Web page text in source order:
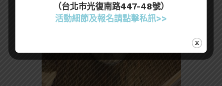
（台北市光復南路447-48號）
活動細節及報名請點擊私訊>>